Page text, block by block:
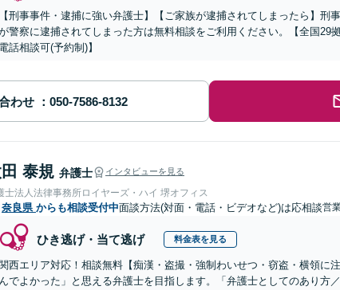
【刑事事件・逮捕に強い弁護士】【ご家族が逮捕されてしまったら】
警察に逮捕されてしまった方は無料相談をご利用ください。【全国29
電話相談可(予約制)】
わせ
泰規 弁護士 インタビューを見る
士法人法律事務所ロイヤーズ・ハイ 堺オフィス
奈良県 からも相談受付中面談方法(対面・電話・ビデオなど)は応相談営
ひき逃げ・当て逃げ 料金表を見る
関西エリア対応！相談無料【痴漢・盗撮・強制わいせつ・窃盗・横領に
んでよかった」と思える弁護士を目指します。「弁護士としてのあり方